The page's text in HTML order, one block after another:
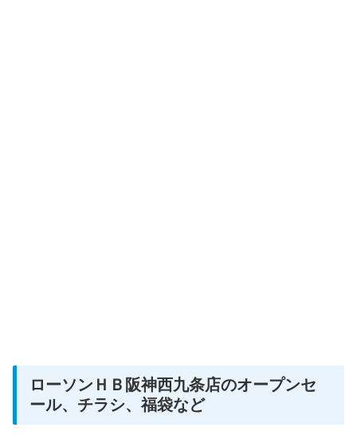
ローソンＨＢ阪神西九条店のオープンセ
ール、チラシ、福袋など